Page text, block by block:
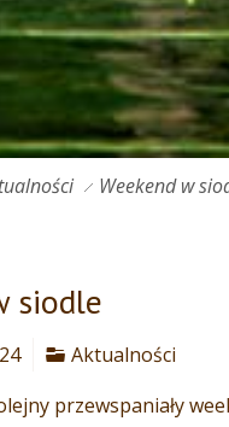
Weekend w
siodle
Aktualności
przewspaniały